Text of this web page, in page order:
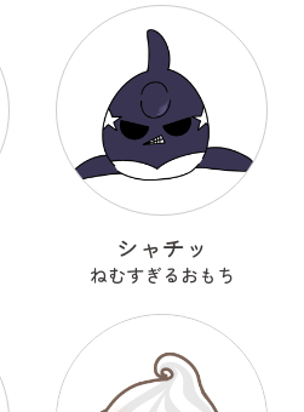
シャチッ
ねむすぎるおもち